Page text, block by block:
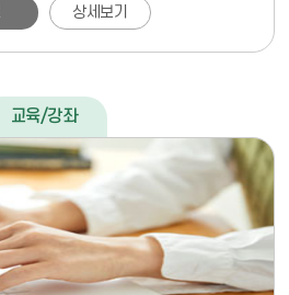
상세보기
교육/강좌